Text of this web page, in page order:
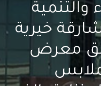
والتنمية
خيرية
معرض